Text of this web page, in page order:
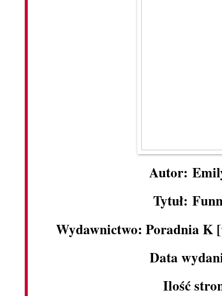
Autor:
Tytuł:
Wydawnictwo: Poradnia K
Data
Ilość